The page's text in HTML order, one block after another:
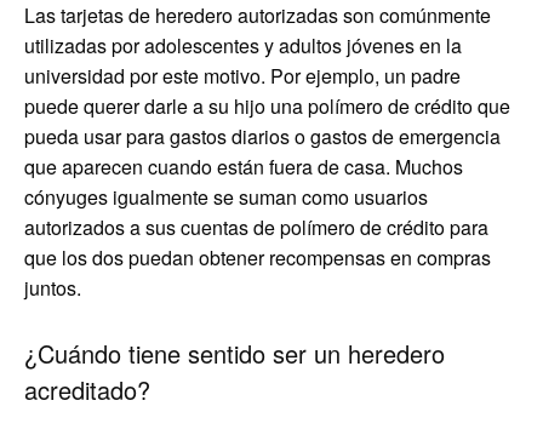
Las tarjetas de heredero autorizadas son comúnmente
utilizadas por adolescentes y adultos jóvenes en la
universidad por este motivo. Por ejemplo, un padre
puede querer darle a su hijo una polímero de crédito que
pueda usar para gastos diarios o gastos de emergencia
que aparecen cuando están fuera de casa. Muchos
cónyuges igualmente se suman como usuarios
autorizados a sus cuentas de polímero de crédito para
que los dos puedan obtener recompensas en compras
juntos.
¿Cuándo tiene sentido ser un heredero
acreditado?